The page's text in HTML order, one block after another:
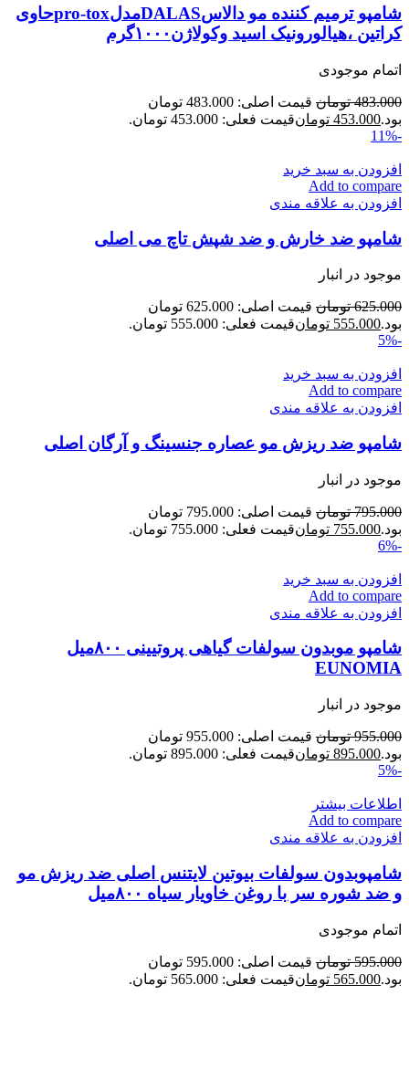
شامپو ترمیم کننده مو دالاسDALASمدلpro-toxحاوی
کراتین ،هیالورونیک اسید وکولاژن۱۰۰۰گرم
اتمام موجودی
483.000 تومان
قیمت اصلی: 483.000 تومان
بود.453.000 تومانقیمت فعلی: 453.000 تومان.
-11%
افزودن به سبد خرید
Add to compare
افزودن به علاقه مندی
شامپو ضد خارش و ضد شپش تاچ می اصلی
موجود در انبار
625.000 تومان
قیمت اصلی: 625.000 تومان
بود.555.000 تومانقیمت فعلی: 555.000 تومان.
-5%
افزودن به سبد خرید
Add to compare
افزودن به علاقه مندی
شامپو ضد ریزش مو عصاره جنسینگ و آرگان اصلی
موجود در انبار
795.000 تومان
قیمت اصلی: 795.000 تومان
بود.755.000 تومانقیمت فعلی: 755.000 تومان.
-6%
افزودن به سبد خرید
Add to compare
افزودن به علاقه مندی
شامپو موبدون سولفات گیاهی پروتیینی ۸۰۰میل
EUNOMIA
موجود در انبار
955.000 تومان
قیمت اصلی: 955.000 تومان
بود.895.000 تومانقیمت فعلی: 895.000 تومان.
-5%
اطلاعات بیشتر
Add to compare
افزودن به علاقه مندی
شامپوبدون سولفات بیوتین لایتنس اصلی ضد ریزش مو
و ضد شوره سر با روغن خاویار سیاه ۸۰۰میل
اتمام موجودی
595.000 تومان
قیمت اصلی: 595.000 تومان
بود.565.000 تومانقیمت فعلی: 565.000 تومان.